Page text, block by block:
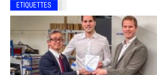
ETIQUETTES